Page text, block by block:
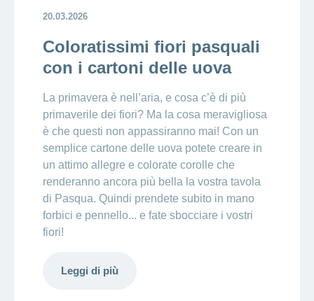
20.03.2026
Coloratissimi fiori pasquali
con i cartoni delle uova
La primavera è nell’aria, e cosa c’è di più
primaverile dei fiori? Ma la cosa meravigliosa
è che questi non appassiranno mai! Con un
semplice cartone delle uova potete creare in
un attimo allegre e colorate corolle che
renderanno ancora più bella la vostra tavola
di Pasqua. Quindi prendete subito in mano
forbici e pennello... e fate sbocciare i vostri
fiori!
Leggi di più